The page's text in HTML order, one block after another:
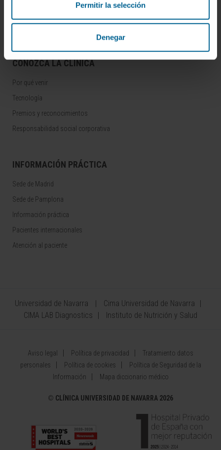
Permitir la selección
Denegar
Área para profesionales
CONOZCA LA CLÍNICA
Por qué venir
Tecnología
Premios y reconocimientos
Responsabilidad social corporativa
INFORMACIÓN PRÁCTICA
Sede de Madrid
Sede de Pamplona
Información práctica
Pacientes internacionales
Atención al paciente
Universidad de Navarra
Cima Universidad de Navarra
CIMA LAB Diagnostics
Instituto de Nutrición y Salud
Aviso legal Política de privacidad
Tratamiento datos
personales
Política de cookies
Política de Seguridad de la
Información
Mapa diccionario médico
© CLÍNICA UNIVERSIDAD DE NAVARRA 2026